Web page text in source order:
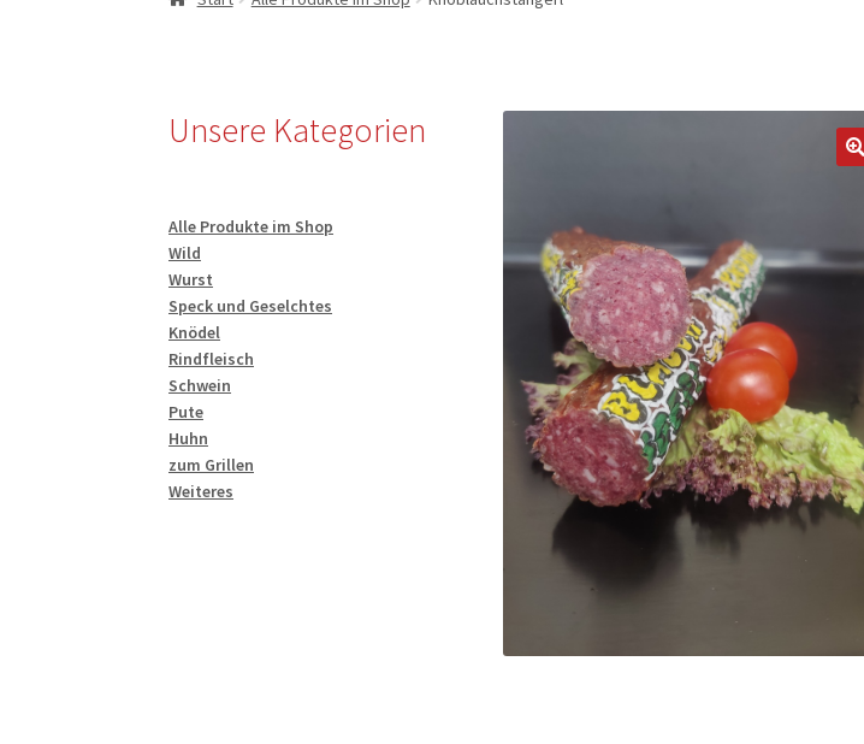
Unsere Kategorien
Alle Produkte im Shop
Wild
Wurst
Speck und Geselchtes
Knödel
Rindfleisch
Schwein
Pute
Huhn
zum Grillen
Weiteres